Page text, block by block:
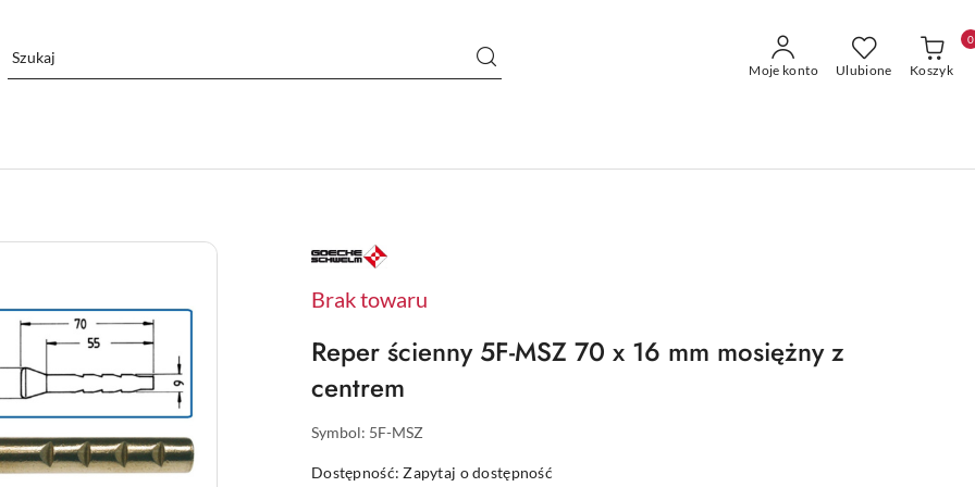
Moje konto Ulubione Koszyk
0
NAZWA
PRODUCENTA:
Brak towaru
Reper ścienny 5F-MSZ 70 x 16 mm mosiężny z
centrem
Symbol: 5F-MSZ
Dostępność:Zapytaj o dostępność